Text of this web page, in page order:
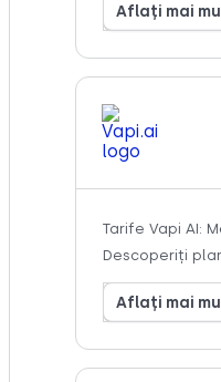
Aflați mai
Tarife Vapi AI:
Descoperiți
Aflați mai